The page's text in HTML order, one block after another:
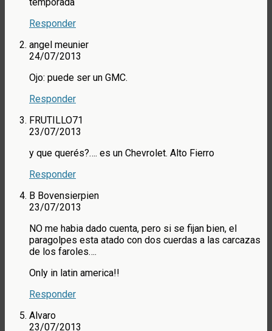
Responder
angel meunier
24/07/2013
Ojo: puede ser un GMC.
Responder
FRUTILLO71
23/07/2013
y que querés?…. es un Chevrolet. Alto Fierro
Responder
B Bovensierpien
23/07/2013
NO me habia dado cuenta, pero si se fijan bien, el
paragolpes esta atado con dos cuerdas a las carcazas
de los faroles….
Only in latin america!!
Responder
Alvaro
23/07/2013